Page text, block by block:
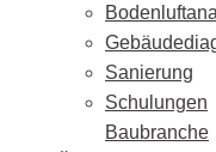
Sanierung
Schulungen
Baubranche